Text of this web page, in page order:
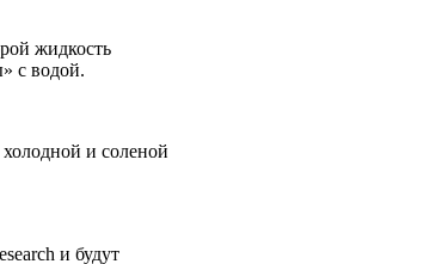
жидкость
с водой.
и соленой
и будут